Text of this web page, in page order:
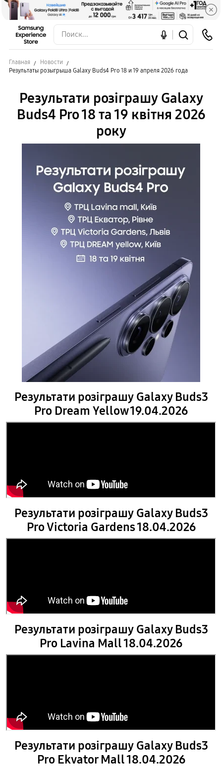
Главная
Новости
Результаты розыгрыша Galaxy Buds4 Pro 18 и 19 апреля 2026 года
Результати розіграшу Galaxy
Buds4 Pro 18 та 19 квітня 2026
року
Результати розіграшу Galaxy Buds3
Pro Dream Yellow 19.04.2026
Результати розіграшу Galaxy Buds3
Pro Victoria Gardens 18.04.2026
Результати розіграшу Galaxy Buds3
Pro Lavina Mall 18.04.2026
Результати розіграшу Galaxy Buds3
Pro Ekvator Mall 18.04.2026